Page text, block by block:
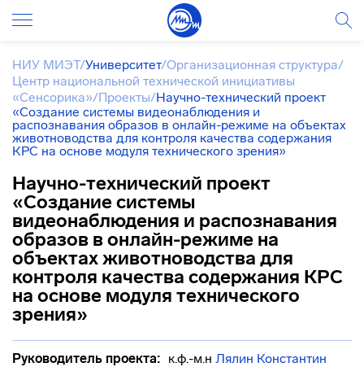
НИУ МИЭТ/Университет/Организационная структура/
Центр национальной технической инициативы
«Сенсорика»/Проекты/Научно-технический проект
«Создание системы видеонаблюдения и
распознавания образов в онлайн-режиме на объектах
животноводства для контроля качества содержания
КРС на основе модуля технического зрения»
Научно-технический проект
«Создание системы
видеонаблюдения и распознавания
образов в онлайн-режиме на
объектах животноводства для
контроля качества содержания КРС
на основе модуля технического
зрения»
Руководитель проекта: к.ф.-м.н Лялин Константин